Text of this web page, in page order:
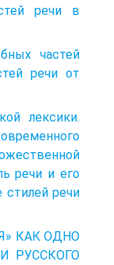
речи в
частей
речи от
лексики.
речи и его
стилей речи
КАК ОДНО
РУССКОГО